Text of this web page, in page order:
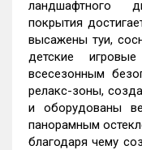
ландшафтного
покрытия
высажены туи,
детские
всесезонным
релакс-зоны,
и оборудованы
панорамным
благодаря чему